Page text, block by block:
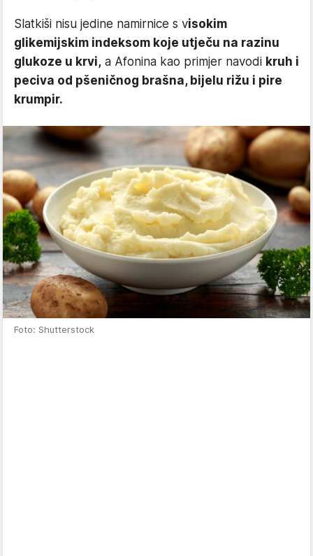
Slatkiši nisu jedine namirnice s visokim
glikemijskim indeksom koje utječu na razinu
glukoze u krvi, a Afonina kao primjer navodi kruh i
peciva od pšeničnog brašna, bijelu rižu i pire
krumpir.
Foto: Shutterstock